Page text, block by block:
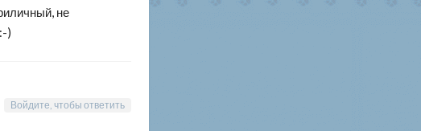
не
)
Войдите, чтобы ответить